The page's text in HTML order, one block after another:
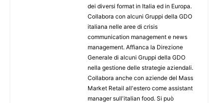
dei diversi format in Italia ed in Europa.
Collabora con alcuni Gruppi della GDO
italiana nelle aree di crisis
communication management e news
management. Affianca la Direzione
Generale di alcuni Gruppi della GDO
nella gestione delle strategie aziendali.
Collabora anche con aziende del Mass
Market Retail all'estero come assistant
manager sull'italian food. Si può